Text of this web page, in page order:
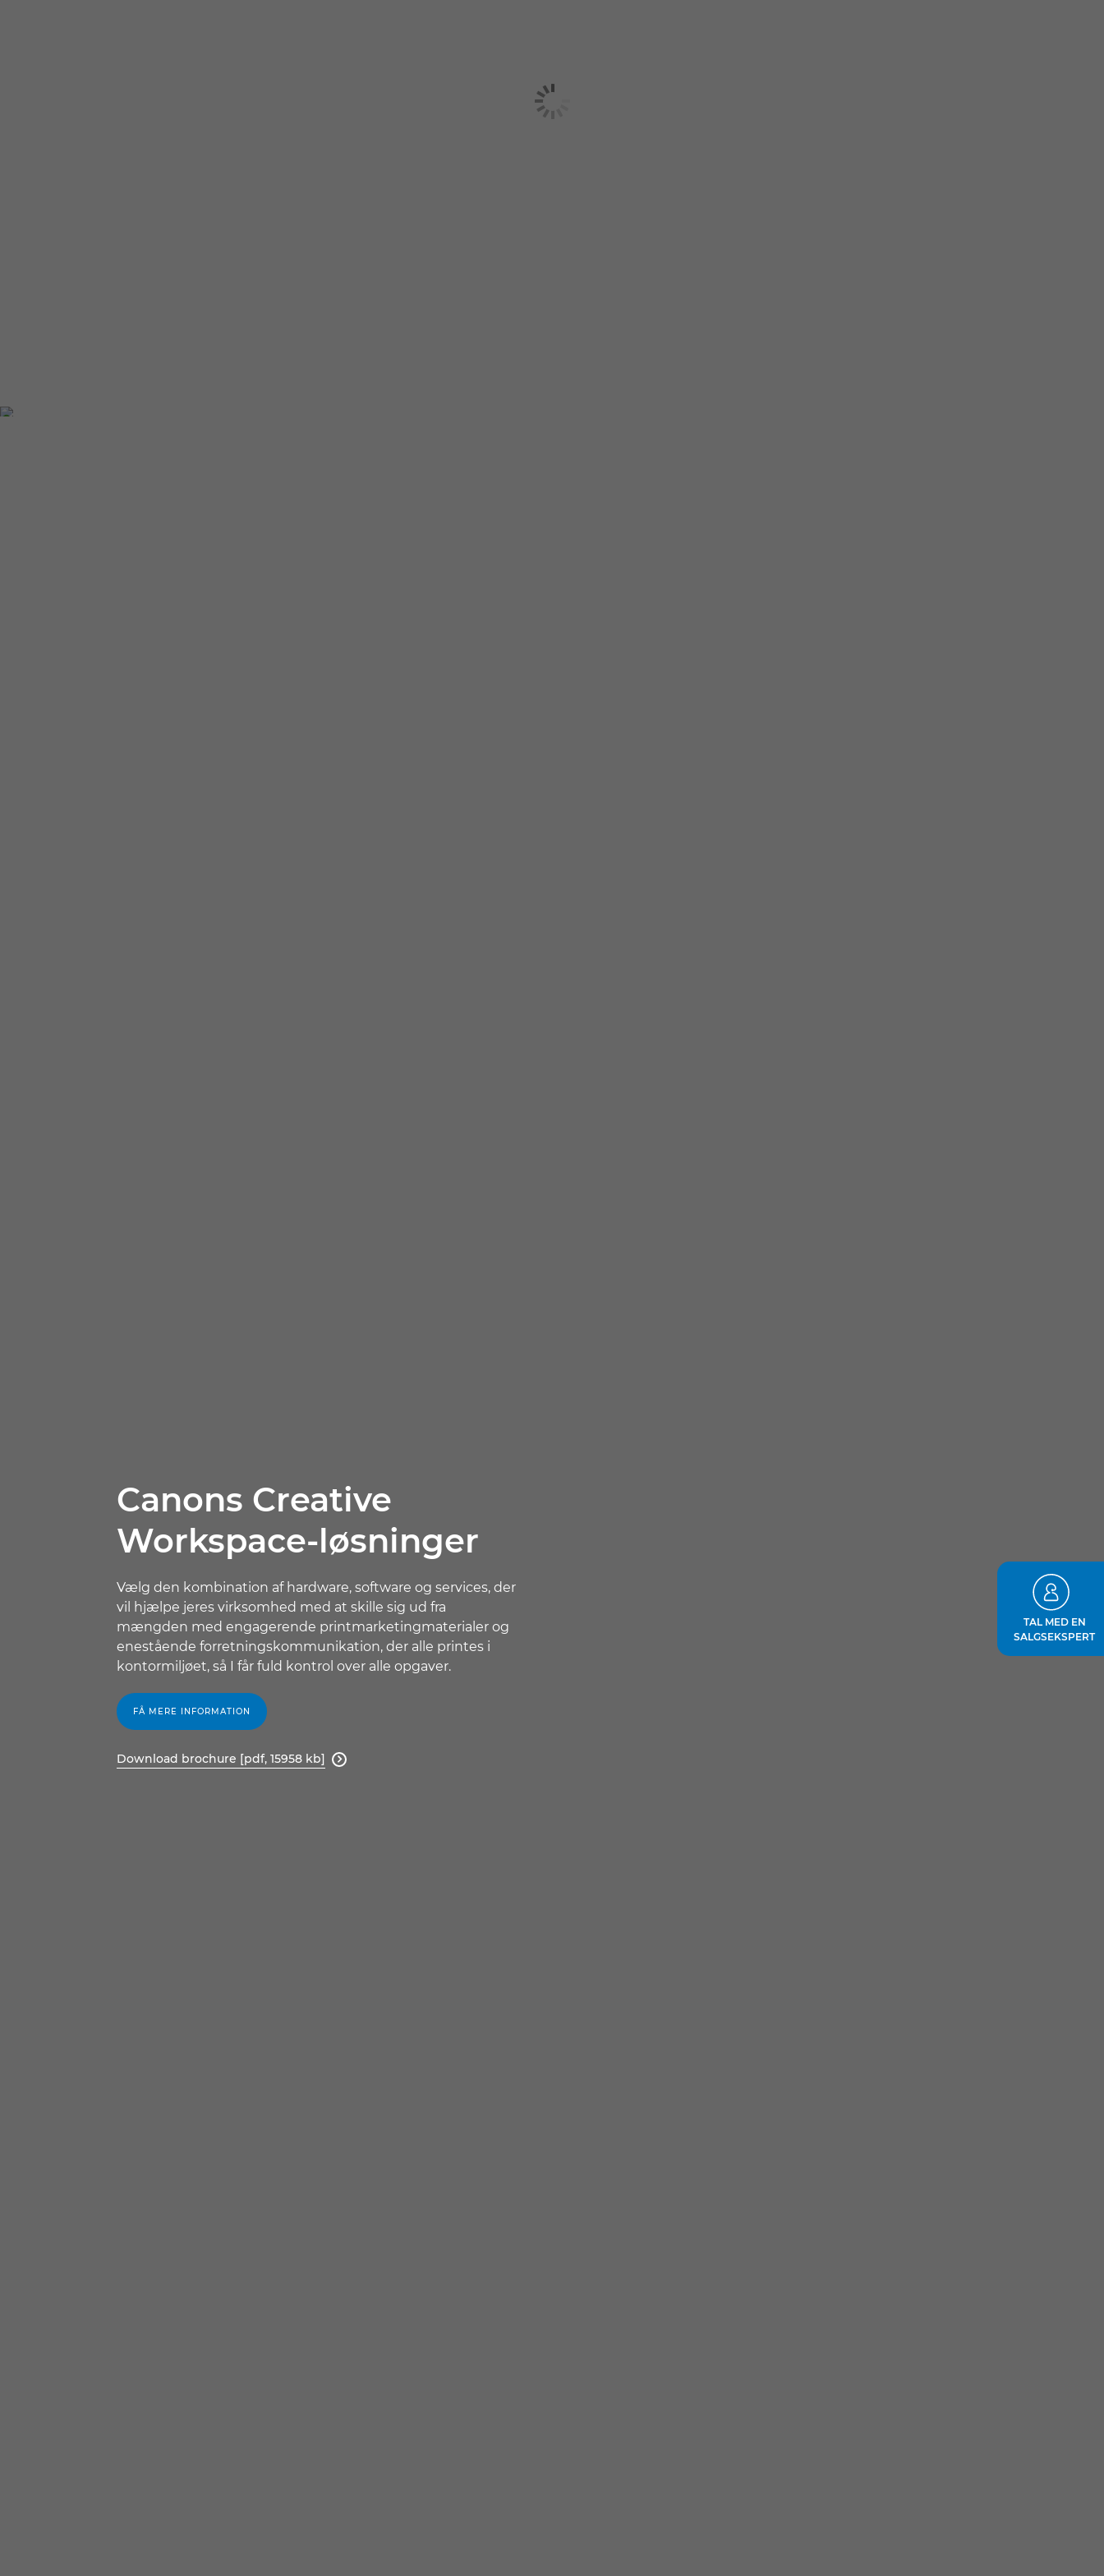
Canons Creative
Workspace-løsninger
Vælg den kombination af hardware, software og services, der
vil hjælpe jeres virksomhed med at skille sig ud fra
mængden med engagerende printmarketingmaterialer og
enestående forretningskommunikation, der alle printes i
kontormiljøet, så I får fuld kontrol over alle opgaver.
FÅ MERE INFORMATION
Download brochure [pdf, 15958 kb] 
TAL MED EN
SALGSEKSPERT